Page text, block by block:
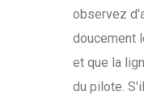
observez
doucement
et que la
du pilote.